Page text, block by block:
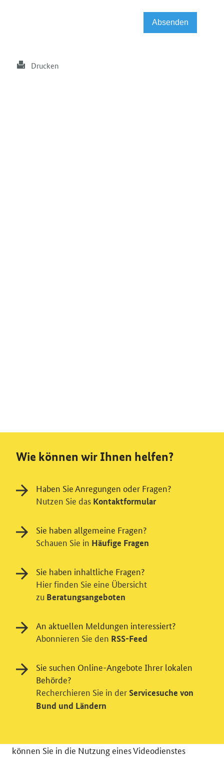
Drucken
Videodienst
Wir bitten Sie an dieser Stelle um Ihre Einwilligung für
verschiedene Zusatzdienste unserer Webseite: Wir
können Sie in die Nutzung eines Videodienstes
Wie können wir Ihnen helfen?
Haben Sie Anregungen oder Fragen?
Nutzen Sie das Kontaktformular
Sie haben allgemeine Fragen?
Schauen Sie in Häufige Fragen
Sie haben inhaltliche Fragen?
Hier finden Sie eine Übersicht
zu Beratungsangeboten
An aktuellen Meldungen interessiert?
Abonnieren Sie den RSS-Feed
Sie suchen Online-Angebote Ihrer lokalen
Behörde?
Recherchieren Sie in der Servicesuche von
Bund und Ländern